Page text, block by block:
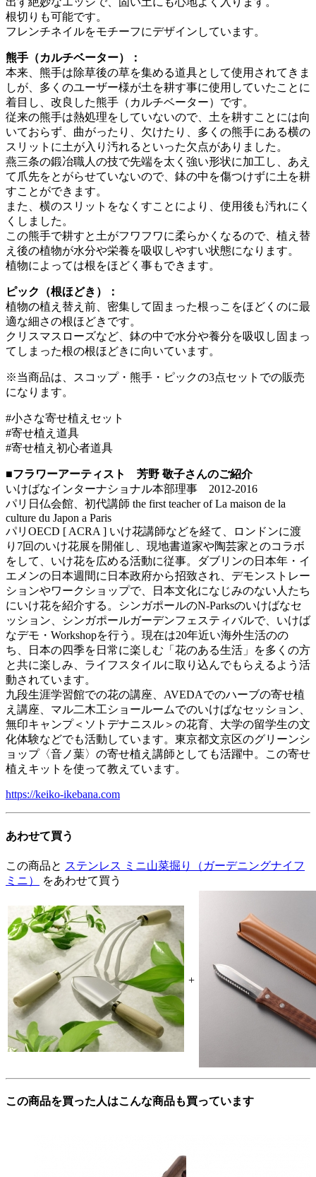
根切りも可能です。
フレンチネイルをモチーフにデザインしています。
熊手（カルチベーター）：
本来、熊手は除草後の草を集める道具として使用されてきま
しが、多くのユーザー様が土を耕す事に使用していたことに
着目し、改良した熊手（カルチベーター）です。
従来の熊手は熱処理をしていないので、土を耕すことには向
いておらず、曲がったり、欠けたり、多くの熊手にある横の
スリットに土が入り汚れるといった欠点がありました。
燕三条の鍛冶職人の技で先端を太く強い形状に加工し、あえ
て爪先をとがらせていないので、鉢の中を傷つけずに土を耕
すことができます。
また、横のスリットをなくすことにより、使用後も汚れにく
くしました。
この熊手で耕すと土がフワフワに柔らかくなるので、植え替
え後の植物が水分や栄養を吸収しやすい状態になります。
植物によっては根をほどく事もできます。
ピック（根ほどき）：
植物の植え替え前、密集して固まった根っこをほどくのに最
適な細さの根ほどきです。
クリスマスローズなど、鉢の中で水分や養分を吸収し固まっ
てしまった根の根ほどきに向いています。
※当商品は、スコップ・熊手・ピックの3点セットでの販売
になります。
#小さな寄せ植えセット
#寄せ植え道具
#寄せ植え初心者道具
■フラワーアーティスト 芳野 敬子さんのご紹介
いけばなインターナショナル本部理事 2012-2016
パリ日仏会館、初代講師 the first teacher of La maison de la
culture du Japon a Paris
パリOECD [ ACRA ] いけ花講師などを経て、ロンドンに渡
り7回のいけ花展を開催し、現地書道家や陶芸家とのコラボ
をして、いけ花を広める活動に従事。ダブリンの日本年・イ
エメンの日本週間に日本政府から招致され、デモンストレー
ションやワークショップで、日本文化になじみのない人たち
にいけ花を紹介する。シンガポールのN-Parksのいけばなセ
ッション、シンガポールガーデンフェスティバルで、いけば
なデモ・Workshopを行う。現在は20年近い海外生活のの
ち、日本の四季を日常に楽しむ「花のある生活」を多くの方
と共に楽しみ、ライフスタイルに取り込んでもらえるよう活
動されています。
九段生涯学習館での花の講座、AVEDAでのハーブの寄せ植
え講座、マル二木工ショールームでのいけばなセッション、
無印キャンプ＜ソトデナニスル＞の花育、大学の留学生の文
化体験などでも活動しています。東京都文京区のグリーンシ
ョップ〈音ノ葉〉の寄せ植え講師としても活躍中。この寄せ
植えキットを使って教えています。
https://keiko-ikebana.com
あわせて買う
この商品と ステンレス ミニ山菜掘り（ガーデニングナイフ
ミニ）
をあわせて買う
+
この商品を買った人はこんな商品も買っています